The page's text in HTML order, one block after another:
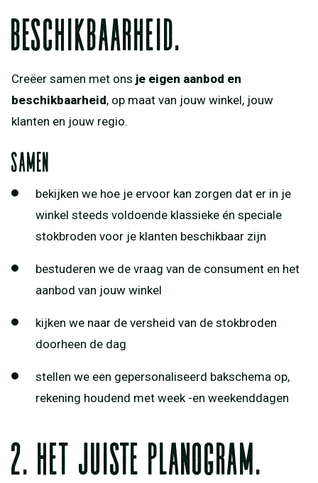
beschikbaarheid.
Creëer samen met ons je eigen aanbod en
beschikbaarheid, op maat van jouw winkel, jouw
klanten en jouw regio.
samen
bekijken we hoe je ervoor kan zorgen dat er in je
winkel steeds voldoende klassieke én speciale
stokbroden voor je klanten beschikbaar zijn
bestuderen we de vraag van de consument en het
aanbod van jouw winkel
kijken we naar de versheid van de stokbroden
doorheen de dag
stellen we een gepersonaliseerd bakschema op,
rekening houdend met week -en weekenddagen
2. het juiste planogram.